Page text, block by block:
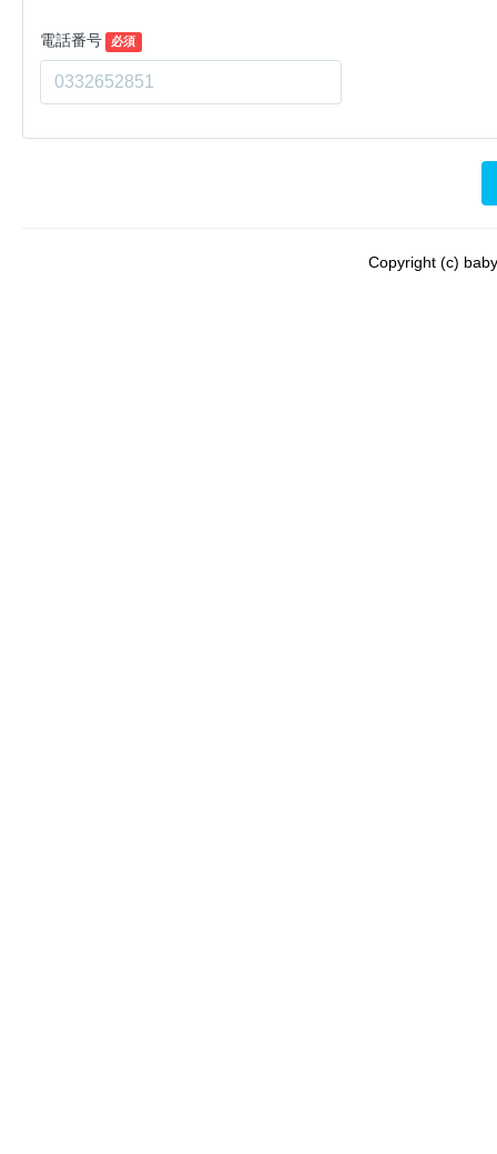
電話番号 必須
Copyright (c)